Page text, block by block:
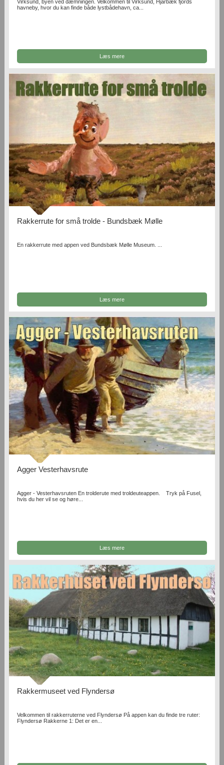
Virksund, byen ved dæmningen. Velkommen til Virksund, Hjarbæk fjords
havneby, hvor du kan finde både lystbådehavn, ca...
Læs mere
Rakkerrute for små trolde - Bundsbæk Mølle
En rakkerrute med appen ved Bundsbæk Mølle Museum. ...
Læs mere
Agger Vesterhavsrute
Agger - Vesterhavsruten En trolderute med troldeuteappen. Tryk på Fusel,
hvis du her vil se og høre...
Læs mere
Rakkermuseet ved Flyndersø
Velkommen til rakkerruterne ved Flyndersø På appen kan du finde tre ruter:
Flyndersø Rakkerne 1: Det er en...